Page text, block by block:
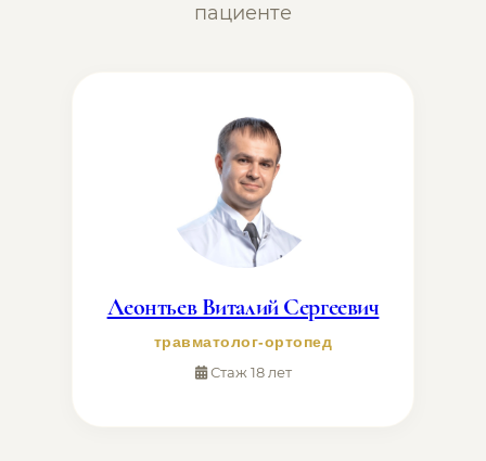
пациенте
Леонтьев Виталий Сергеевич
травматолог-ортопед
Стаж 18 лет